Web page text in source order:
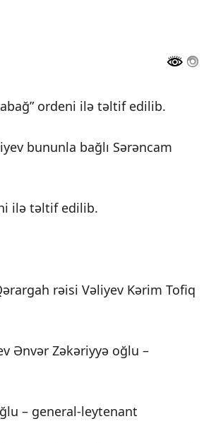
ordeni ilə təltif edilib.
bununla bağlı Sərəncam
ilə təltif edilib.
rəisi Vəliyev Kərim Tofiq
Ənvər Zəkəriyyə oğlu –
– general-leytenant